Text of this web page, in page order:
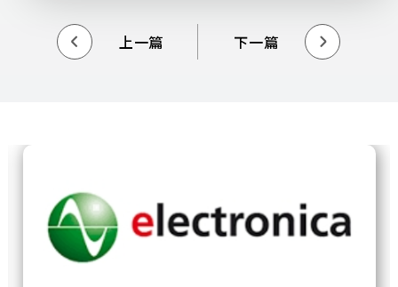
上一篇 下一篇